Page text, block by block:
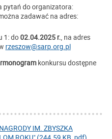
pytań do organizatora:
zadawać na adres:
1: do02.04.2025 r. , na adres
rzeszow@sarp.org.pl
konkursu dostępne
IM. ZBYSZKA
ROKU" (244.59 KB, pdf)